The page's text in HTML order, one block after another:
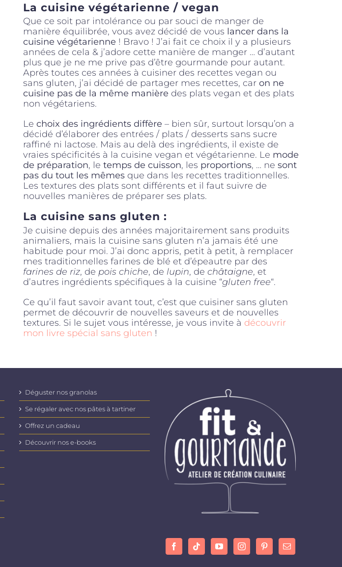
La cuisine végétarienne / vegan
Que ce soit par intolérance ou par souci de manger de
manière équilibrée, vous avez décidé de vous lancer dans la
cuisine végétarienne ! Bravo ! J’ai fait ce choix il y a plusieurs
années de cela & j’adore cette manière de manger … d’autant
plus que je ne me prive pas d’être gourmande pour autant.
Après toutes ces années à cuisiner des recettes vegan ou
sans gluten, j’ai décidé de partager mes recettes, caron ne
cuisine pas de la même manière des plats vegan et des plats
non végétariens.
Lechoix des ingrédients diffère – bien sûr, surtout lorsqu’on a
décidé d’élaborer des entrées / plats / desserts sans sucre
raffiné ni lactose. Mais au delà des ingrédients, il existe de
vraies spécificités à la cuisine vegan et végétarienne. Le mode
de préparation, letemps de cuisson, les proportions, … nesont
pas du tout les mêmes que dans les recettes traditionnelles.
Les textures des plats sont différents et il faut suivre de
nouvelles manières de préparer ses plats.
La cuisine sans gluten :
Je cuisine depuis des années majoritairement sans produits
animaliers, mais la cuisine sans gluten n’a jamais été une
habitude pour moi. J’ai donc appris, petit à petit, à remplacer
mes traditionnelles farines de blé et d’épeautre par des
farines de riz, de pois chiche, de lupin, dechâtaigne, et
d’autres ingrédients spécifiques à la cuisine “gluten free“.
Ce qu’il faut savoir avant tout, c’est que cuisiner sans gluten
permet de découvrir de nouvelles saveurs et de nouvelles
textures. Si le sujet vous intéresse, je vous invite à découvrir
mon livre spécial sans gluten !
Déguster nos granolas
Se régaler avec nos pâtes à tartiner
Offrez un cadeau
Découvrir nos e-books